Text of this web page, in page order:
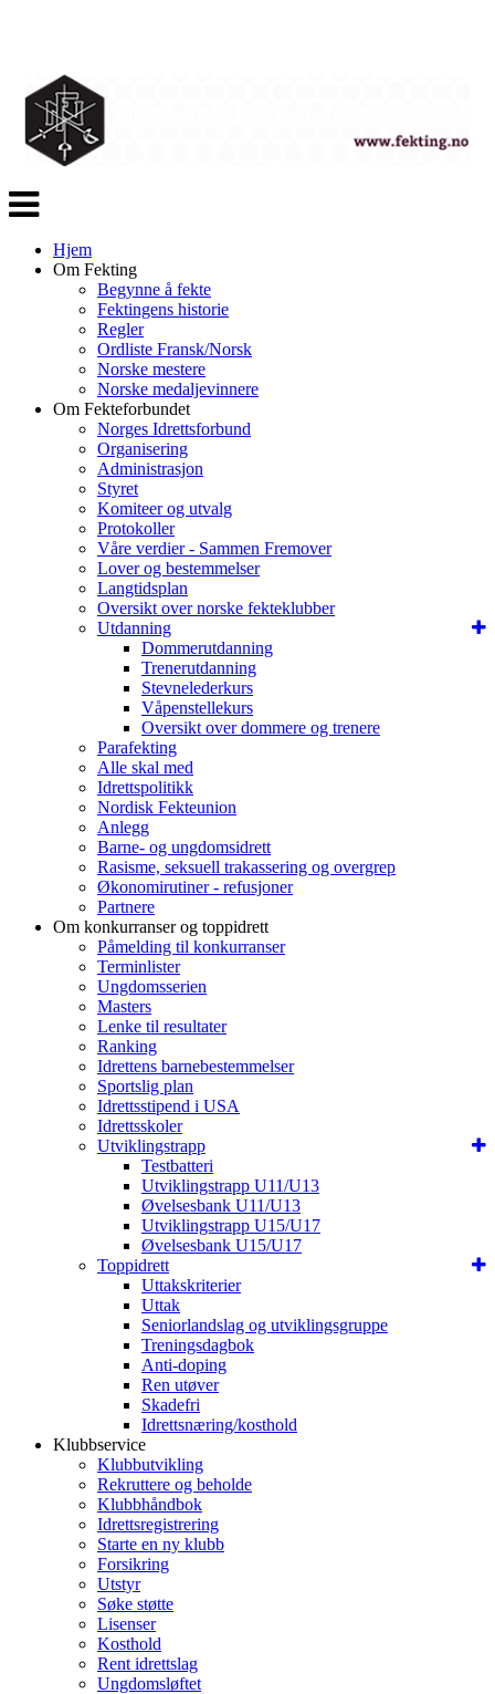
Veksle
navigasjon
Hjem
Om Fekting
Begynne å fekte
Fektingens historie
Regler
Ordliste Fransk/Norsk
Norske mestere
Norske medaljevinnere
Om Fekteforbundet
Norges Idrettsforbund
Organisering
Administrasjon
Styret
Komiteer og utvalg
Protokoller
Våre verdier - Sammen Fremover
Lover og bestemmelser
Langtidsplan
Oversikt over norske fekteklubber
Utdanning
Dommerutdanning
Trenerutdanning
Stevnelederkurs
Våpenstellekurs
Oversikt over dommere og trenere
Parafekting
Alle skal med
Idrettspolitikk
Nordisk Fekteunion
Anlegg
Barne- og ungdomsidrett
Rasisme, seksuell trakassering og overgrep
Økonomirutiner - refusjoner
Partnere
Om konkurranser og toppidrett
Påmelding til konkurranser
Terminlister
Ungdomsserien
Masters
Lenke til resultater
Ranking
Idrettens barnebestemmelser
Sportslig plan
Idrettsstipend i USA
Idrettsskoler
Utviklingstrapp
Testbatteri
Utviklingstrapp U11/U13
Øvelsesbank U11/U13
Utviklingstrapp U15/U17
Øvelsesbank U15/U17
Toppidrett
Uttakskriterier
Uttak
Seniorlandslag og utviklingsgruppe
Treningsdagbok
Anti-doping
Ren utøver
Skadefri
Idrettsnæring/kosthold
Klubbservice
Klubbutvikling
Rekruttere og beholde
Klubbhåndbok
Idrettsregistrering
Starte en ny klubb
Forsikring
Utstyr
Søke støtte
Lisenser
Kosthold
Rent idrettslag
Ungdomsløftet